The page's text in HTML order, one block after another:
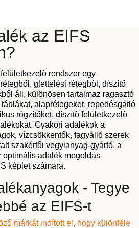
az EIFS
rendszer egy
glettelési rétegből, díszítő
áll, különösen tartalmaz ragasztó
alaprétegeket, repedésgátló
rögzítőket, díszítő felületkezelő
Gyakori adalékok a
vízcsökkentők, fagyálló szerek
szakértői vegyianyag-gyártó, a
optimális adalék megoldás
képlet számára.
- Tegye
az EIFS-t
márkát indított el, hogy különféle